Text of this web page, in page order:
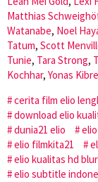
Matthias
Watanabe, Noel
Tatum, Scott
Tunie, Tara Strong,
Kochhar, Yonas
cerita film elio
download elio
dunia21 elio
elio filmkita21
elio kualitas hd
elio subtitle